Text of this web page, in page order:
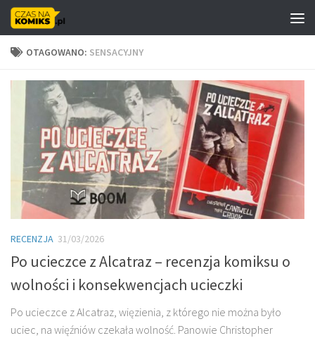
Skip to content
OTAGOWANO: SENSACYJNY
RECENZJA 31/03/2026
Po ucieczce z Alcatraz – recenzja komiksu o
wolności i konsekwencjach ucieczki
Po ucieczce z Alcatraz, więzienia, z którego nie można było
uciec, na więźniów czekała wolność. Panowie Christopher